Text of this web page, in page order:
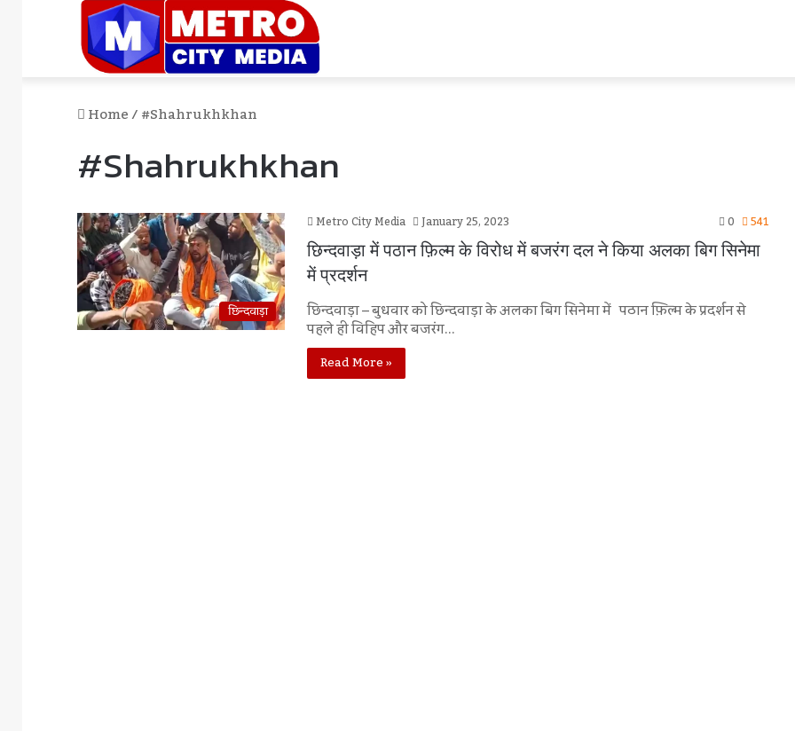
Home/#shahrukhkhan
#shahrukhkhan
छिन्दवाड़ा
Metro City Media January 25, 2023 0 541
छिन्दवाड़ा में पठान फ़िल्म के विरोध में बजरंग दल ने किया अलका बिग सिनेमा
में प्रदर्शन
छिन्दवाड़ा – बुधवार को छिन्दवाड़ा के अलका बिग सिनेमा में पठान फ़िल्म के प्रदर्शन से
पहले ही विहिप और बजरंग…
Read More »